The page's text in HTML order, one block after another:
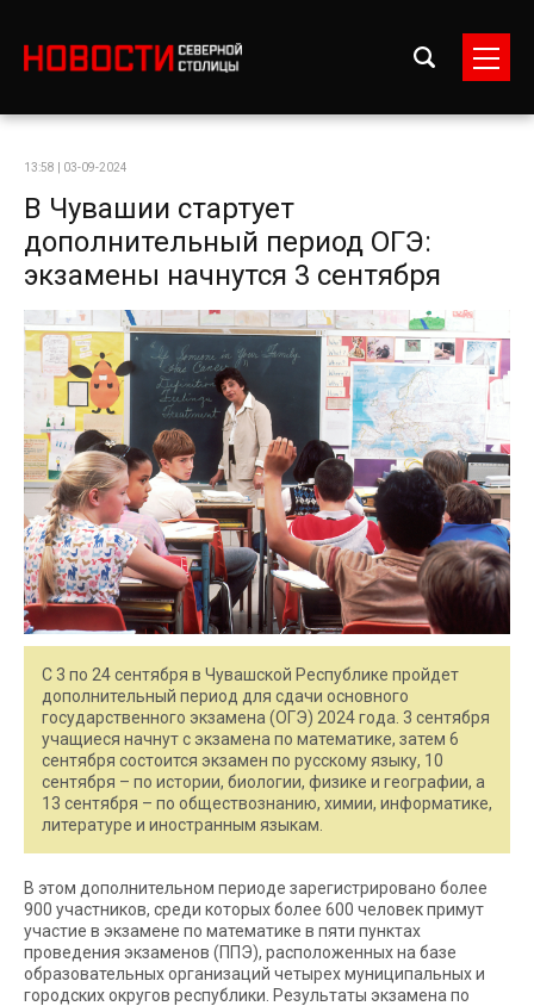
13:58 | 03-09-2024
В Чувашии стартует
дополнительный период ОГЭ:
экзамены начнутся 3 сентября
С 3 по 24 сентября в Чувашской Республике пройдет
дополнительный период для сдачи основного
государственного экзамена (ОГЭ) 2024 года. 3 сентября
учащиеся начнут с экзамена по математике, затем 6
сентября состоится экзамен по русскому языку, 10
сентября – по истории, биологии, физике и географии, а
13 сентября – по обществознанию, химии, информатике,
литературе и иностранным языкам.
В этом дополнительном периоде зарегистрировано более
900 участников, среди которых более 600 человек примут
участие в экзамене по математике в пяти пунктах
проведения экзаменов (ППЭ), расположенных на базе
образовательных организаций четырех муниципальных и
городских округов республики. Результаты экзамена по